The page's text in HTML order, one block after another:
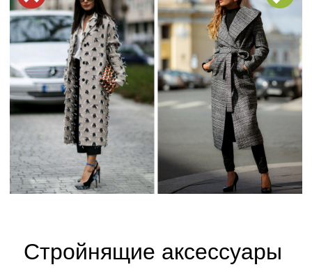
Стройнящие аксессуары